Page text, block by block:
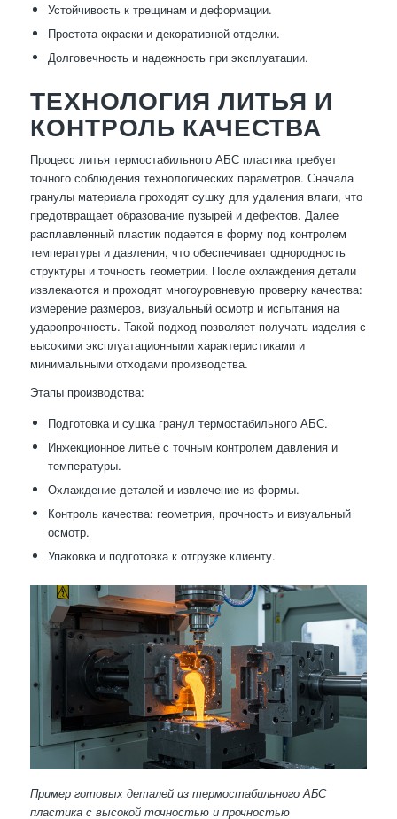
Устойчивость к трещинам и деформации.
Простота окраски и декоративной отделки.
Долговечность и надежность при эксплуатации.
ТЕХНОЛОГИЯ ЛИТЬЯ И
КОНТРОЛЬ КАЧЕСТВА
Процесс литья термостабильного АБС пластика требует
точного соблюдения технологических параметров. Сначала
гранулы материала проходят сушку для удаления влаги, что
предотвращает образование пузырей и дефектов. Далее
расплавленный пластик подается в форму под контролем
температуры и давления, что обеспечивает однородность
структуры и точность геометрии. После охлаждения детали
извлекаются и проходят многоуровневую проверку качества:
измерение размеров, визуальный осмотр и испытания на
ударопрочность. Такой подход позволяет получать изделия с
высокими эксплуатационными характеристиками и
минимальными отходами производства.
Этапы производства:
Подготовка и сушка гранул термостабильного АБС.
Инжекционное литьё с точным контролем давления и
температуры.
Охлаждение деталей и извлечение из формы.
Контроль качества: геометрия, прочность и визуальный
осмотр.
Упаковка и подготовка к отгрузке клиенту.
Пример готовых деталей из термостабильного АБС
пластика с высокой точностью и прочностью